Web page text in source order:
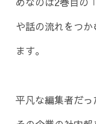
や話の流れをつ
ます。
平凡な編集者だっ